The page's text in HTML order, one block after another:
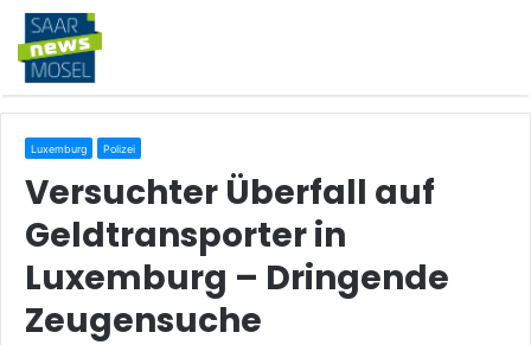
Luxemburg Polizei
Versuchter Überfall auf
Geldtransporter in
Luxemburg – Dringende
Zeugensuche